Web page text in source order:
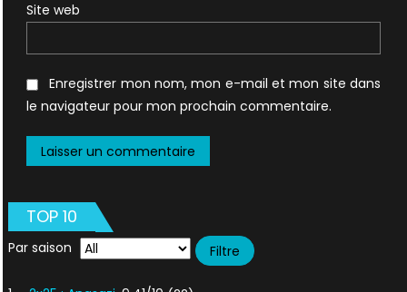
Site web
Enregistrer mon nom, mon e-mail et mon site dans
le navigateur pour mon prochain commentaire.
TOP 10
Par saison